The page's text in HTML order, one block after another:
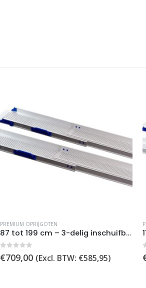
PREMIUM OPRIJGOTEN
87 tot 199 cm – 3-delig inschuifbare oprijgoten
€709,00 (Excl. BTW: €585,95)